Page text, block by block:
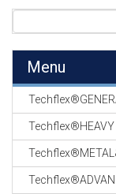
Menu
Techflex®HEAVY